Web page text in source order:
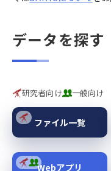
データを探す
研究者向け 一般向け
ファイル一覧
Webアプリ